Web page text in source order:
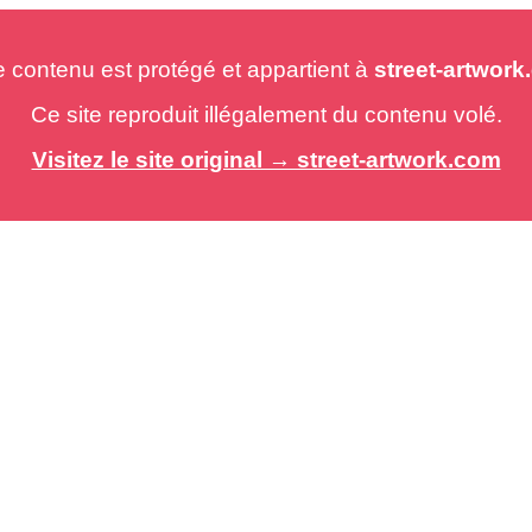
est protégé et appartient à street-
Ce site reproduit illégalement du contenu volé.
Visitez le site original → street-artwork.com